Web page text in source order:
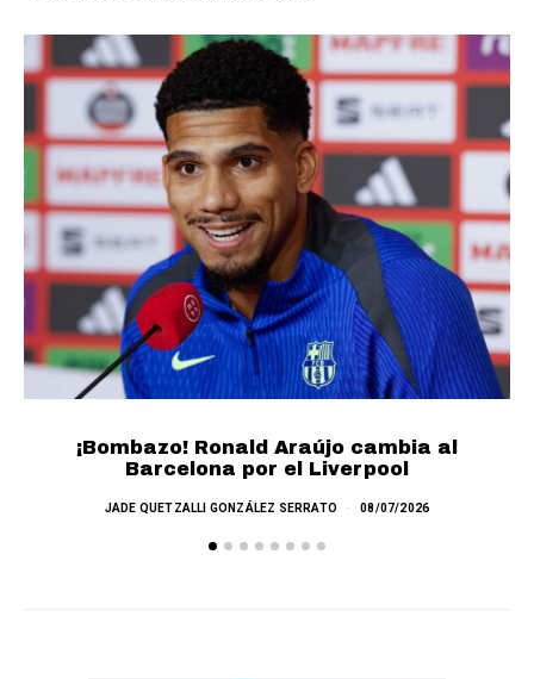
¡Bombazo! Ronald Araújo cambia al
Barcelona por el Liverpool
JADE QUETZALLI GONZÁLEZ SERRATO 08/07/2026